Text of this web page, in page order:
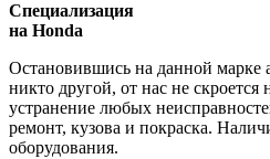
Специализация
на Honda
Остановившись на данной марке
никто другой, от нас не
устранение любых
ремонт, кузова и покраска.
оборудования.